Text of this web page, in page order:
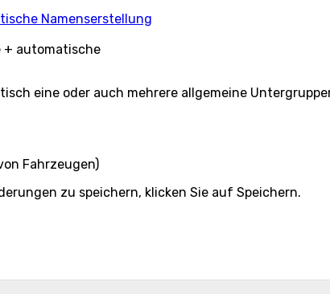
+ automatische
eine oder auch mehrere allgemeine
Fahrzeugen)
zu speichern, klicken Sie auf Speichern.